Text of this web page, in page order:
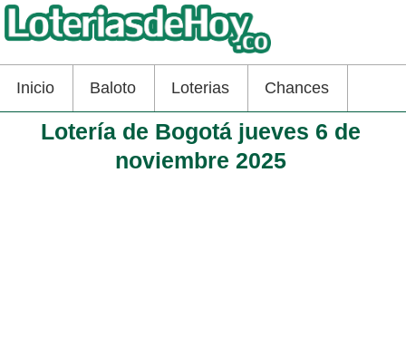
Inicio Baloto Loterias Chances
Lotería de Bogotá jueves 6 de
noviembre 2025